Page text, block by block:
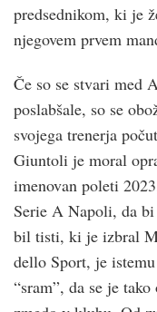
predsednikom, ki je
njegovem prvem
Če so se stvari med
poslabšale, so se
svojega trenerja
Giuntoli je moral
imenovan poleti
Serie A Napoli, da
bil tisti, ki je izbral
dello Sport, je
“sram”, da se je